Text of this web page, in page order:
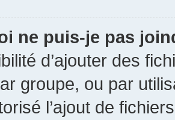
ne puis-je pas
d’ajouter des
groupe, ou par
l’ajout de